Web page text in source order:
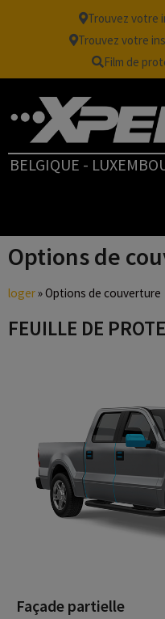
Trouvez votre
Trouvez votre
Film de
BELGIQUE -
Options de
loger»Options de couverture
FEUILLE DE
Façade partielle